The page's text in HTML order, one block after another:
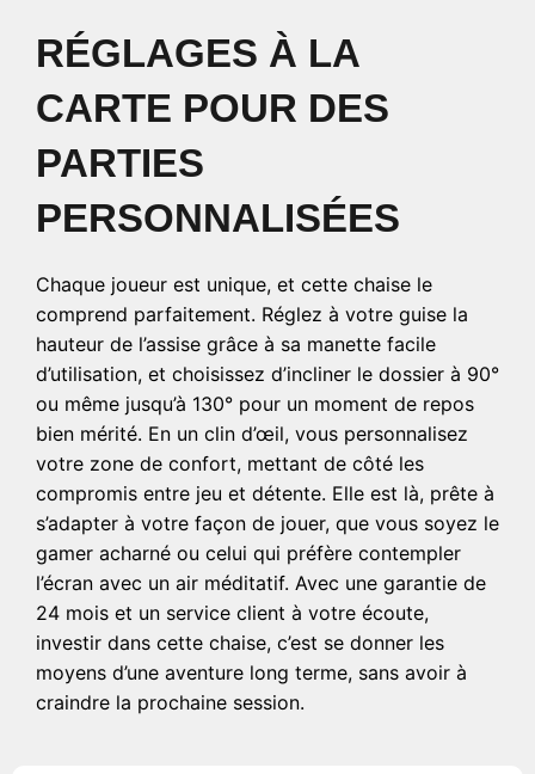
RÉGLAGES À LA
CARTE POUR DES
PARTIES
PERSONNALISÉES
Chaque joueur est unique, et cette chaise le
comprend parfaitement. Réglez à votre guise la
hauteur de l’assise grâce à sa manette facile
d’utilisation, et choisissez d’incliner le dossier à 90°
ou même jusqu’à 130° pour un moment de repos
bien mérité. En un clin d’œil, vous personnalisez
votre zone de confort, mettant de côté les
compromis entre jeu et détente. Elle est là, prête à
s’adapter à votre façon de jouer, que vous soyez le
gamer acharné ou celui qui préfère contempler
l’écran avec un air méditatif. Avec une garantie de
24 mois et un service client à votre écoute,
investir dans cette chaise, c’est se donner les
moyens d’une aventure long terme, sans avoir à
craindre la prochaine session.